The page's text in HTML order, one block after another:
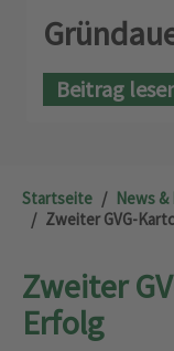
Beitrag
Startseite
News
Zweiter GVG-
Zweiter
Erfolg